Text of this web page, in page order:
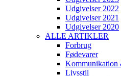
Udgivelser 2022
Udgivelser 2021
Udgivelser 2020
ALLE ARTIKLER
Forbrug
Fødevarer
Kommunikation
Livsstil